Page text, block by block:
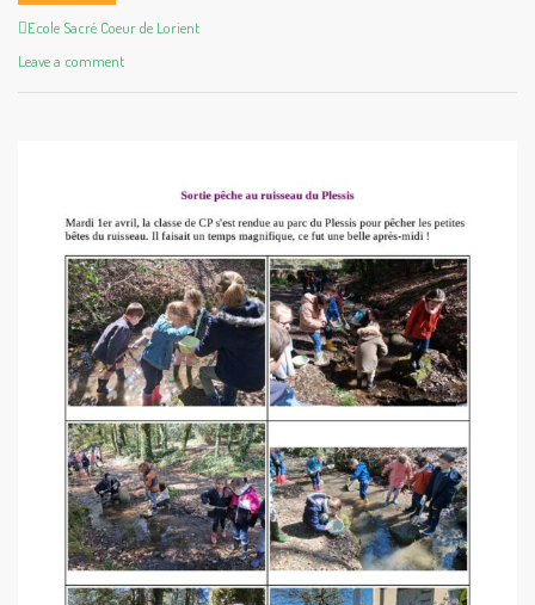
Author
Ecole Sacré Coeur de Lorient
Leave a comment